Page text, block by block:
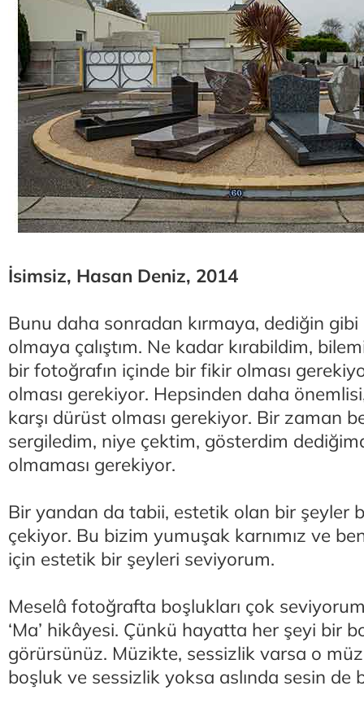
İsimsiz, Hasan Deniz, 2014
Bunu daha sonradan kırmaya, dediğin
olmaya çalıştım. Ne kadar kırabildim,
bir fotoğrafın içinde bir fikir olması
olması gerekiyor. Hepsinden daha
karşı dürüst olması gerekiyor. Bir zaman
sergiledim, niye çektim, gösterdim
olmaması gerekiyor.
Bir yandan da tabii, estetik olan bir şeyler
çekiyor. Bu bizim yumuşak karnımız ve
için estetik bir şeyleri seviyorum.
Meselâ fotoğrafta boşlukları çok
‘Ma’ hikâyesi. Çünkü hayatta her şeyi bir
görürsünüz. Müzikte, sessizlik varsa o
boşluk ve sessizlik yoksa aslında sesin de